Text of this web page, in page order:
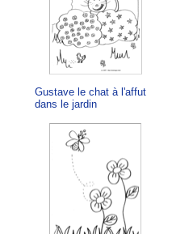
Gustave le chat à l'affut
dans le jardin